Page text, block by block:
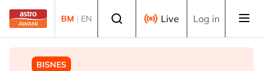
Skip to main content
BM | EN Live Log in
DUNIA
MALAYSIA
BISNES